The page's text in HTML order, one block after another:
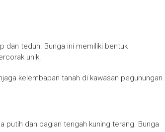
dan teduh. Bunga ini memiliki bentuk
unik.
kelembapan tanah di kawasan pegunungan.
putih dan bagian tengah kuning terang. Bunga